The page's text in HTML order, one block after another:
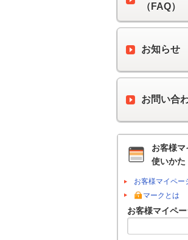
（FAQ）
お知らせ
お問い合
お客様
使いかた
お客様マイペ
マークとは
お客様マイペ